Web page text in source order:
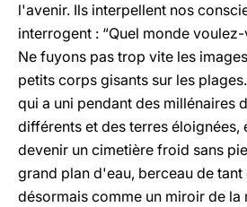
l'avenir. Ils interpellent nos
interrogent : “Quel monde
Ne fuyons pas trop vite les
petits corps gisants sur les
qui a uni pendant des millénaires
différents et des terres éloignées,
devenir un cimetière froid sans
grand plan d'eau, berceau de
désormais comme un miroir de la